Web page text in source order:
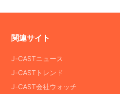
関連サイト
J-CASTニュース
J-CASTトレンド
J-CAST会社ウォッチ